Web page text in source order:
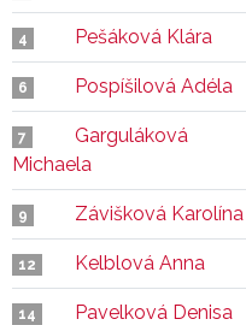
4 Pešáková Klára
6 Pospíšilová Adéla
7
Garguláková
Michaela
9 Závišková Karolína
12 Kelblová Anna
14 Pavelková Denisa